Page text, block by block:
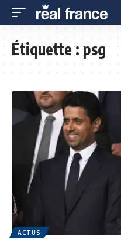
Étiquette :psg
ACTUS